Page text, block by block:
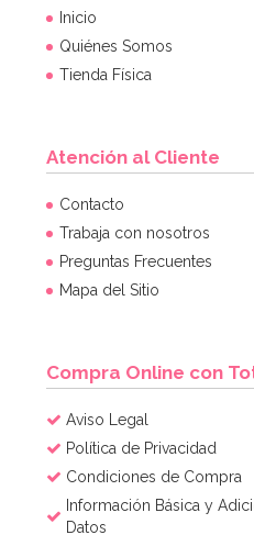
Inicio
Quiénes Somos
Tienda Física
Atención al Cliente
Contacto
Trabaja con nosotros
Preguntas Frecuentes
Mapa del Sitio
Compra Online con
Aviso Legal
Política de Privacidad
Condiciones de Compra
Información Básica y
Datos